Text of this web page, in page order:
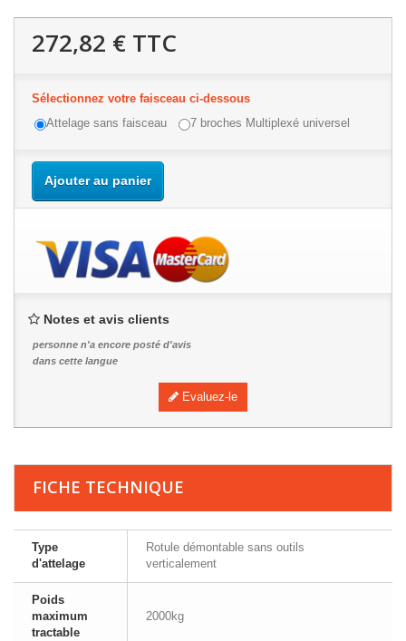
272,82 € TTC
Sélectionnez votre faisceau ci-dessous
Attelage sans faisceau
7 broches Multiplexé universel
Ajouter au panier
Notes et avis clients
personne n'a encore posté d'avis
dans cette langue
Evaluez-le
FICHE TECHNIQUE
Type
d'attelage
Rotule démontable sans outils
verticalement
Poids
maximum
tractable
2000kg